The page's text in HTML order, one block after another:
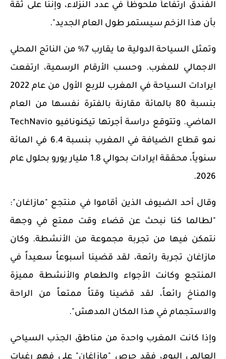
الفندق ارتفاعاَ ملحوظاً في عدد النزلاء، وإننا على ثقة
بأن هذا الزخم سيستمر طول العام الجديد".
وتمثل السياحة الدولية ما يقارب 7% من الناتج المحلي
الاجمالي للمغرب. وحسب الأرقام الرسمية، ارتفعت
ايرادات السياحة في المغرب للربع الأول من عام 2022
بنسبة 80 بالمائة مقارنة بالفترة نفسها من العام
الماضي. وتتوقع دراسة أجرتها تيكنونافيو TechNavio
نمو قطاع الضيافة في المغرب بنسبة 6.4 في المائة
سنوياً، محققة ايرادات بحوالي 1.8 مليار يورو بحلول عام
2026.
وقال أحد الضيوف الذين أقاموا في منتجع "مازاغان":
"لطالما كنا نبحث عن قضاء وقت ممتع في وجهة
نتمكن فيها من تجربة مجموعة من الأنشطة. وكان
مازاغان تجربة رائعة، لقد قضينا أسبوعاً سعيداً في
المنتجع وكانت الأجواء والطعام والأنشطة مميزة
والمناخ رائعاً، لقد قضينا وقتاً ممتعاً من الراحة
والاستجمام في هذا المكان المدهش".
وإذا كانت المغرب واحدة من مناطق الجذب السياحي
العالمي اليوم، فقد حرص "مازاغان" على فهم رغبات